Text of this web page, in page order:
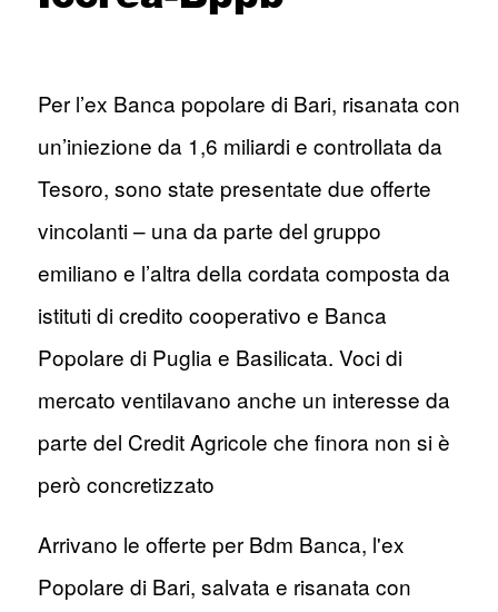
Per l’ex Banca popolare di Bari, risanata con
un’iniezione da 1,6 miliardi e controllata da
Tesoro, sono state presentate due offerte
vincolanti – una da parte del gruppo
emiliano e l’altra della cordata composta da
istituti di credito cooperativo e Banca
Popolare di Puglia e Basilicata. Voci di
mercato ventilavano anche un interesse da
parte del Credit Agricole che finora non si è
però concretizzato
Arrivano le offerte per Bdm Banca, l'ex
Popolare di Bari, salvata e risanata con